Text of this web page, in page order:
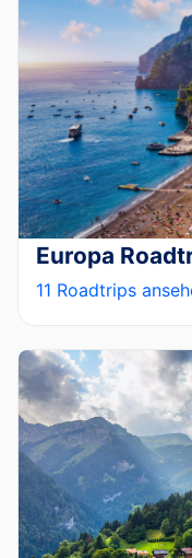
Europa
11 Roadtrips